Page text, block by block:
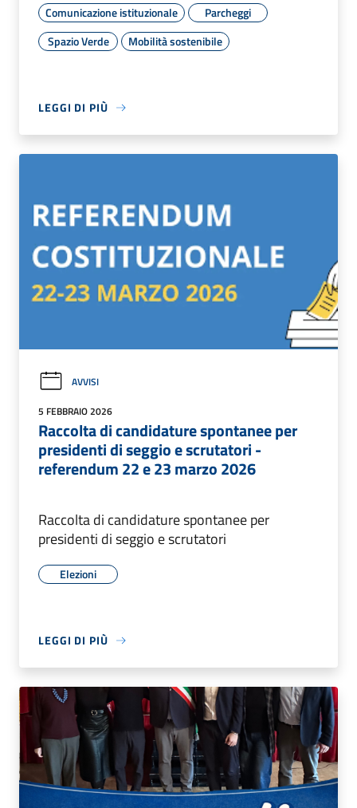
Comunicazione istituzionale
Parcheggi
Spazio Verde
Mobilità sostenibile
LEGGI DI PIÙ
AVVISI
5 FEBBRAIO 2026
Raccolta di candidature spontanee per
presidenti di seggio e scrutatori -
referendum 22 e 23 marzo 2026
Raccolta di candidature spontanee per
presidenti di seggio e scrutatori
Elezioni
LEGGI DI PIÙ